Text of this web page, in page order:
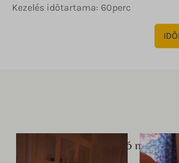
Kezelés időtartama: 60perc
Kapcsolódó